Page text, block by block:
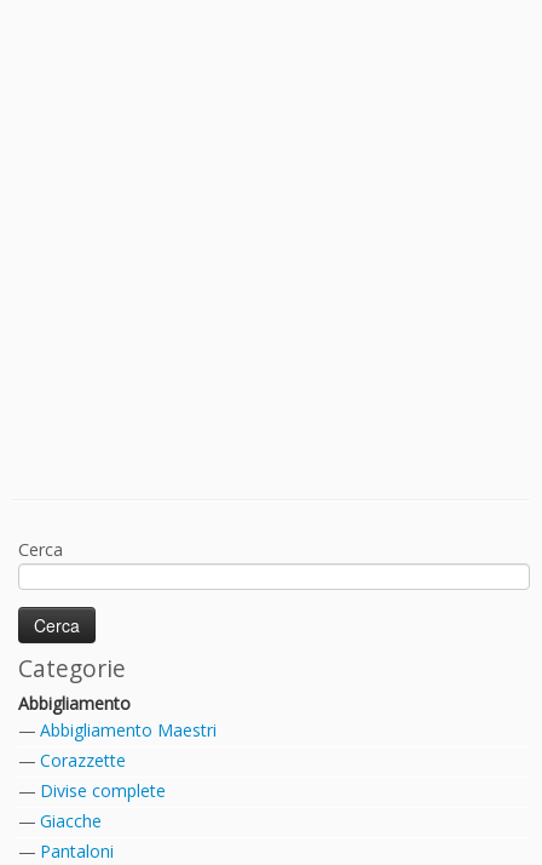
Cerca
Categorie
Abbigliamento
Abbigliamento Maestri
Corazzette
Divise complete
Giacche
Pantaloni